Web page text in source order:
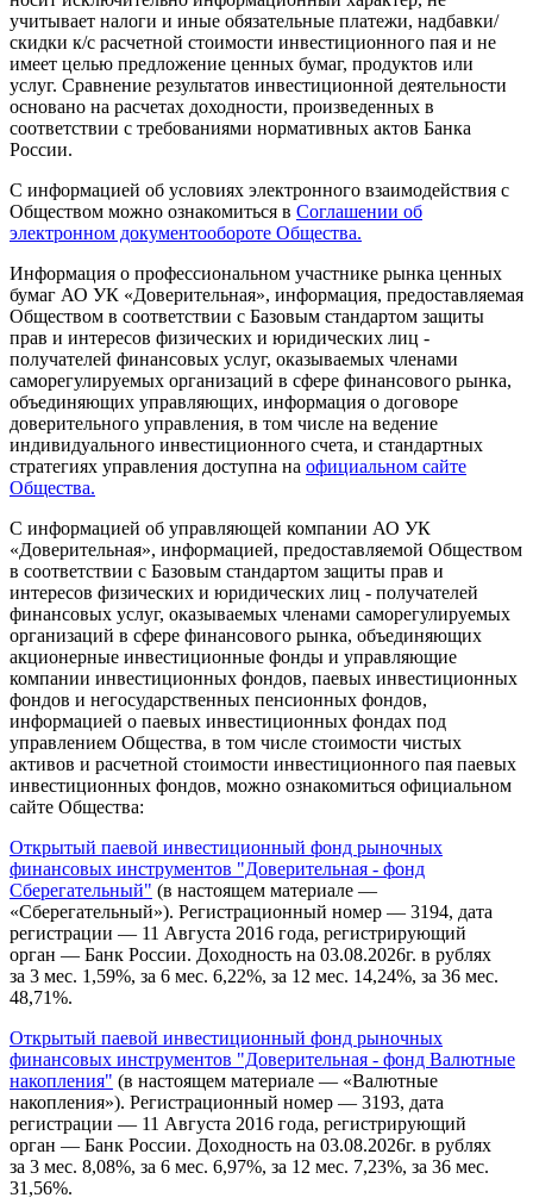
учитывает налоги и иные обязательные платежи, надбавки/
скидки к/с расчетной стоимости инвестиционного пая и не
имеет целью предложение ценных бумаг, продуктов или
услуг. Сравнение результатов инвестиционной деятельности
основано на расчетах доходности, произведенных в
соответствии с требованиями нормативных актов Банка
России.
С информацией об условиях электронного взаимодействия с
Обществом можно ознакомиться в Соглашении об
электронном документообороте Общества.
Информация о профессиональном участнике рынка ценных
бумаг АО УК «Доверительная», информация, предоставляемая
Обществом в соответствии с Базовым стандартом защиты
прав и интересов физических и юридических лиц -
получателей финансовых услуг, оказываемых членами
саморегулируемых организаций в сфере финансового рынка,
объединяющих управляющих, информация о договоре
доверительного управления, в том числе на ведение
индивидуального инвестиционного счета, и стандартных
стратегиях управления доступна на официальном сайте
Общества.
С информацией об управляющей компании АО УК
«Доверительная», информацией, предоставляемой Обществом
в соответствии с Базовым стандартом защиты прав и
интересов физических и юридических лиц - получателей
финансовых услуг, оказываемых членами саморегулируемых
организаций в сфере финансового рынка, объединяющих
акционерные инвестиционные фонды и управляющие
компании инвестиционных фондов, паевых инвестиционных
фондов и негосударственных пенсионных фондов,
информацией о паевых инвестиционных фондах под
управлением Общества, в том числе стоимости чистых
активов и расчетной стоимости инвестиционного пая паевых
инвестиционных фондов, можно ознакомиться официальном
сайте Общества:
Открытый паевой инвестиционный фонд рыночных
финансовых инструментов "Доверительная - фонд
Сберегательный" (в настоящем материале —
«Сберегательный»). Регистрационный номер — 3194, дата
регистрации — 11 Августа 2016 года, регистрирующий
орган — Банк России. Доходность на 03.08.2026г. в рублях
за 3 мес. 1,59%, за 6 мес. 6,22%, за 12 мес. 14,24%, за 36 мес.
48,71%.
Открытый паевой инвестиционный фонд рыночных
финансовых инструментов "Доверительная - фонд Валютные
накопления" (в настоящем материале — «Валютные
накопления»). Регистрационный номер — 3193, дата
регистрации — 11 Августа 2016 года, регистрирующий
орган — Банк России. Доходность на 03.08.2026г. в рублях
за 3 мес. 8,08%, за 6 мес. 6,97%, за 12 мес. 7,23%, за 36 мес.
31,56%.